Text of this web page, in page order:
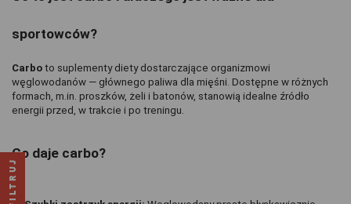
sportowców?
Carbo to suplementy diety dostarczające organizmowi
węglowodanów — głównego paliwa dla mięśni. Dostępne w różnych
formach, m.in. proszków, żeli i batonów, stanowią idealne źródło
energii przed, w trakcie i po treningu.
Co daje carbo?
FILTRUJ